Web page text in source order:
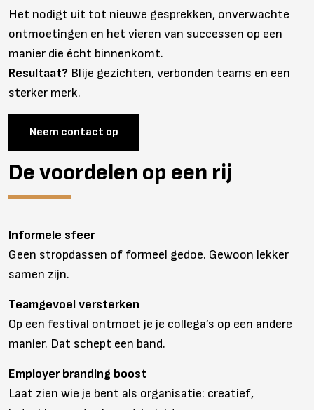
Het nodigt uit tot nieuwe gesprekken, onverwachte
ontmoetingen en het vieren van successen op een
manier die écht binnenkomt.
Resultaat? Blije gezichten, verbonden teams en een
sterker merk.
Neem contact op
De voordelen op een rij
Informele sfeer
Geen stropdassen of formeel gedoe. Gewoon lekker
samen zijn.
Teamgevoel versterken
Op een festival ontmoet je je collega’s op een andere
manier. Dat schept een band.
Employer branding boost
Laat zien wie je bent als organisatie: creatief,